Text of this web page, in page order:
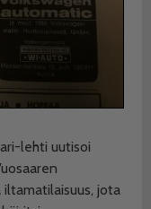
lehti uutisoi
jota